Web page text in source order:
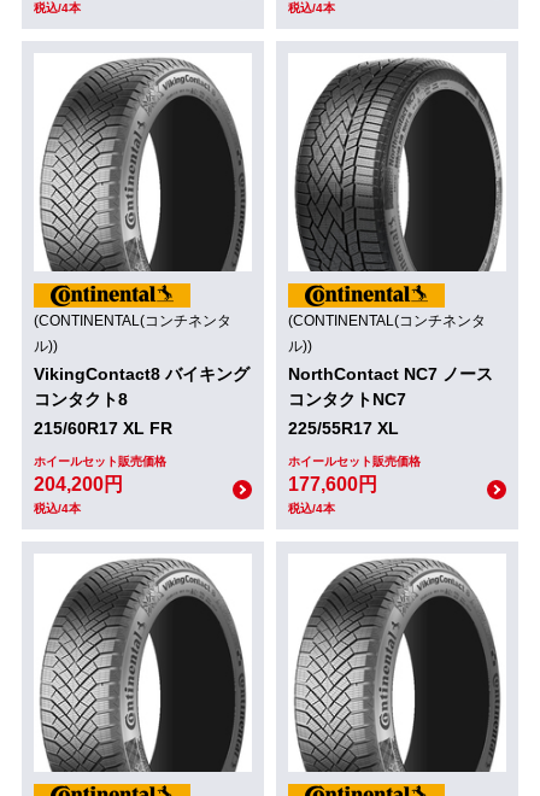
税込/4本 税込/4本
(CONTINENTAL(コンチネンタ
ル))
VikingContact8 バイキング
コンタクト8
215/60R17 XL FR
ホイールセット販売価格
204,200円
税込/4本
(CONTINENTAL(コンチネンタ
ル))
NorthContact NC7 ノース
コンタクトNC7
225/55R17 XL
ホイールセット販売価格
177,600円
税込/4本